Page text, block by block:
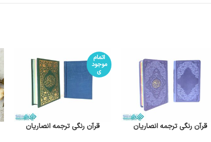
قرآن رنگی ترجمه انصاریان
اتمام
موجود
ی
قرآن رنگی ترجمه انصاریان